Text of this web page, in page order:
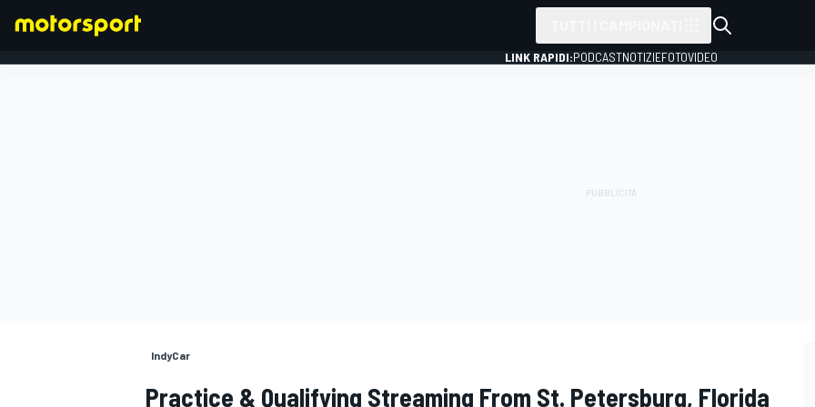
LINK RAPIDI:PODCASTNOTIZIEFOTOVIDEO
IndyCar
Practice & Qualifying Streaming From St. Petersburg, Florida